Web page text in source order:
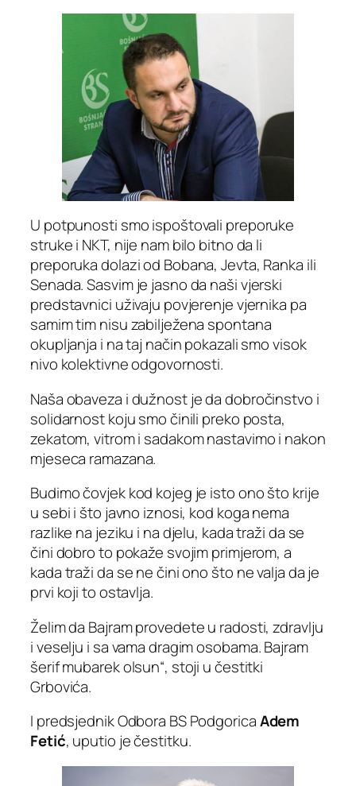
U potpunosti smo ispoštovali preporuke
struke i NKT, nije nam bilo bitno da li
preporuka dolazi od Bobana, Jevta, Ranka ili
Senada. Sasvim je jasno da naši vjerski
predstavnici uživaju povjerenje vjernika pa
samim tim nisu zabilježena spontana
okupljanja i na taj način pokazali smo visok
nivo kolektivne odgovornosti.
Naša obaveza i dužnost je da dobročinstvo i
solidarnost koju smo činili preko posta,
zekatom, vitrom i sadakom nastavimo i nakon
mjeseca ramazana.
Budimo čovjek kod kojeg je isto ono što krije
u sebi i što javno iznosi, kod koga nema
razlike na jeziku i na djelu, kada traži da se
čini dobro to pokaže svojim primjerom, a
kada traži da se ne čini ono što ne valja da je
prvi koji to ostavlja.
Želim da Bajram provedete u radosti, zdravlju
i veselju i sa vama dragim osobama. Bajram
šerif mubarek olsun“, stoji u čestitki
Grbovića.
I predsjednik Odbora BS PodgoricaAdem
Fetić, uputio je čestitku.